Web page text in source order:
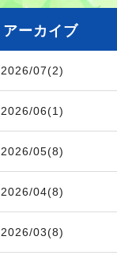
アーカイブ
2026/07(2)
2026/06(1)
2026/05(8)
2026/04(8)
2026/03(8)